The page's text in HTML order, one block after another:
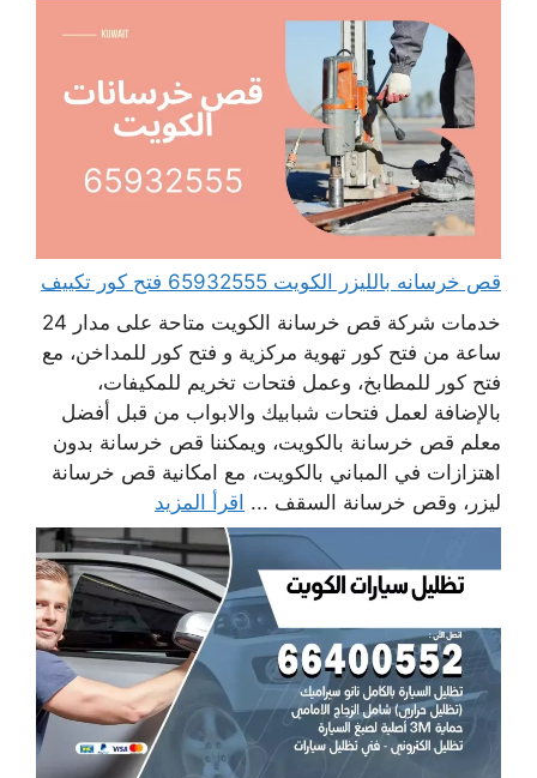
قص خرسانه بالليزر الكويت 65932555 فتح كور تكييف
خدمات شركة قص خرسانة الكويت متاحة على مدار 24
ساعة من فتح كور تهوية مركزية و فتح كور للمداخن، مع
فتح كور للمطابخ، وعمل فتحات تخريم للمكيفات،
بالإضافة لعمل فتحات شبابيك والابواب من قبل أفضل
معلم قص خرسانة بالكويت، ويمكننا قص خرسانة بدون
اهتزازات في المباني بالكويت، مع امكانية قص خرسانة
ليزر، وقص خرسانة السقف ... اقرأ المزيد